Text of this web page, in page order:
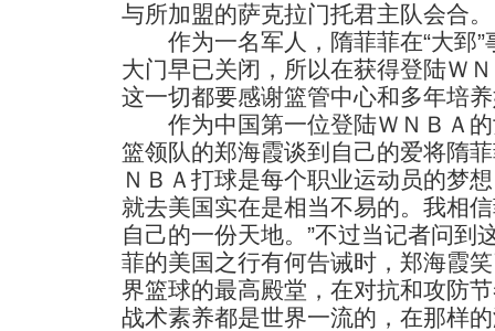
与所加盟的萨克拉门托君主队会合。
作为一名军人，隋菲菲在“大郅”
大门早已关闭，所以在获得登陆Ｗ
这一切都要感谢篮管中心和多年培
作为中国第一位登陆ＷＮＢＡ的
篮领队的郑海霞谈到自己的爱将隋
ＮＢＡ打球是每个职业运动员的梦
就去美国实在是相当不易的。我相
自己的一份天地。”不过当记者问到
菲的美国之行有何告诫时，郑海霞
界篮球的最高殿堂，在对抗和攻防
战术素养都是世界一流的，在那样